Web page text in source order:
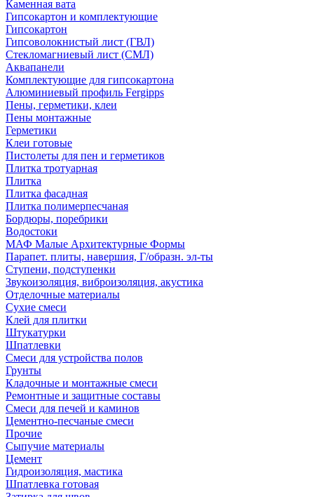
Каменная вата
Гипсокартон и комплектующие
Гипсокартон
Гипсоволокнистый лист (ГВЛ)
Стекломагниевый лист (СМЛ)
Аквапанели
Комплектующие для гипсокартона
Алюминиевый профиль Fergipps
Пены, герметики, клеи
Пены монтажные
Герметики
Клеи готовые
Пистолеты для пен и герметиков
Плитка тротуарная
Плитка
Плитка фасадная
Плитка полимерпесчаная
Бордюры, поребрики
Водостоки
МАФ Малые Архитектурные Формы
Парапет. плиты, навершия, Г/образн. эл-ты
Ступени, подступенки
Звукоизоляция, виброизоляция, акустика
Отделочные материалы
Сухие смеси
Клей для плитки
Штукатурки
Шпатлевки
Смеси для устройства полов
Грунты
Кладочные и монтажные смеси
Ремонтные и защитные составы
Смеси для печей и каминов
Цементно-песчаные смеси
Прочие
Сыпучие материалы
Цемент
Гидроизоляция, мастика
Шпатлевка готовая